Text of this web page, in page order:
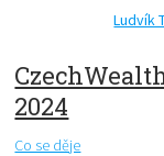
Ludvík
2024
Co se děje